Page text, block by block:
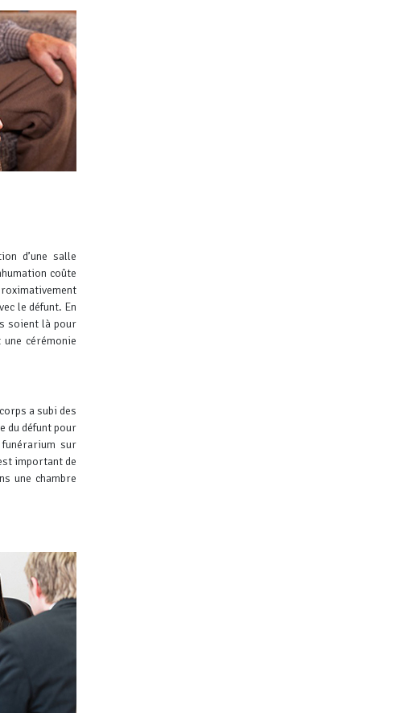
d’une salle
coûte
le défunt. En
soient là pour
cérémonie
a subi des
du défunt pour
sur
important de
une chambre